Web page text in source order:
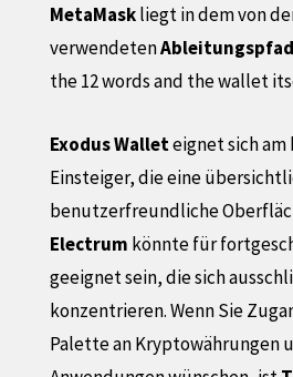
MetaMaskliegt in dem von
verwendetenAbleitungspfad
the 12 words and the wallet
Exodus Walleteignet sich am
Einsteiger, die eine
benutzerfreundliche
Electrum könnte für
geeignet sein, die sich
konzentrieren. Wenn Sie
Palette an Kryptowährungen